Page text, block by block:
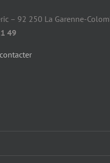
– 92 250 La Garenne-
49